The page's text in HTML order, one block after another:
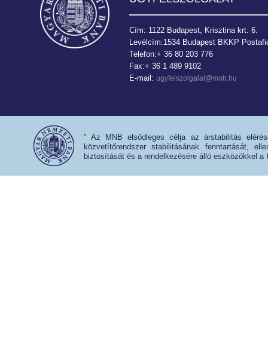
Cím: 1122 Budapest, Krisztina krt. 6.
Levélcím:1534 Budapest BKKP
Telefon:+ 36 80 203 776
Fax:+ 36 1 489 9102
E-mail: ugyfelszolgalat@mnb.hu
" Az MNB elsődleges célja az árstabilitás
közvetítőrendszer stabilitásának fenntartását,
biztosítását és a rendelkezésére álló eszközökkel a